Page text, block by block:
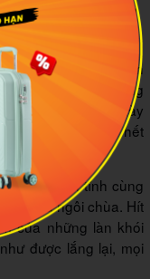
tượng Phật khổng
Vân Hùng
chùa có 2 hành
nhìn bức tượng
của thiết kế này
đều có thể thấy hết
gian yên tĩnh cùng
của ngôi chùa. Hít
của những làn khói
được lắng lại, mọi